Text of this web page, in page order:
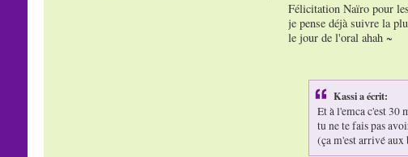
Félicitation Naïro pour
je pense déjà suivre la
le jour de l'oral ahah ~
Kassi a écrit:
Et à l'emca c'est 30
tu ne te fais pas
(ça m'est arrivé aux